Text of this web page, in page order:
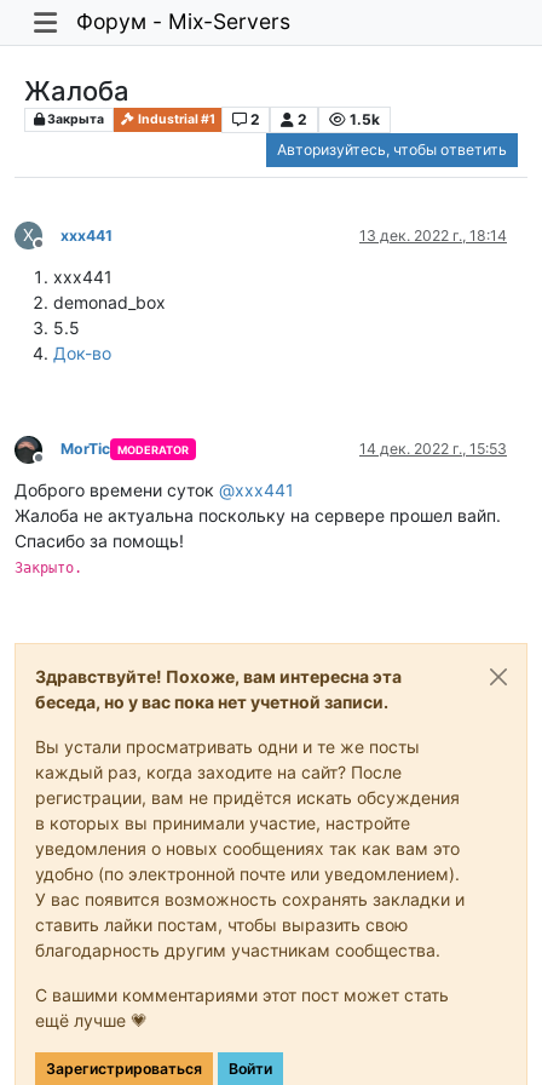
Форум - Mix-Servers
Жалоба
Закрыта Industrial #1 2 2
1.5k
Авторизуйтесь, чтобы ответить
X
Не в сети
xxx441 13 дек. 2022 г., 18:14
xxx441
demonad_box
5.5
Док-во
Не в сети
MorTic MODERATOR 14 дек. 2022 г., 15:53
Доброго времени суток @xxx441
Жалоба не актуальна поскольку на сервере прошел вайп.
Спасибо за помощь!
Закрыто.
Здравствуйте! Похоже, вам интересна эта
беседа, но у вас пока нет учетной записи.
Вы устали просматривать одни и те же посты
каждый раз, когда заходите на сайт? После
регистрации, вам не придётся искать обсуждения
в которых вы принимали участие, настройте
уведомления о новых сообщениях так как вам это
удобно (по электронной почте или уведомлением).
У вас появится возможность сохранять закладки и
ставить лайки постам, чтобы выразить свою
благодарность другим участникам сообщества.
С вашими комментариями этот пост может стать
ещё лучше 💗
Зарегистрироваться Войти